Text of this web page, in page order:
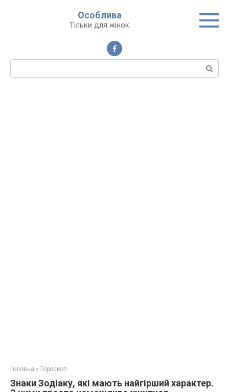
Особлива
Тільки для жінок
Пошук:
Головна » Гороскоп
Знаки Зодіаку, які мають найгірший характер.